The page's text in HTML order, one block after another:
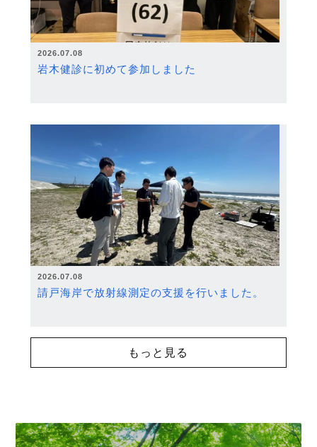
2026.07.08
岩木健診に初めて参加しました
2026.07.08
請戸海岸で放射線測定の支援を行いました。
もっと見る